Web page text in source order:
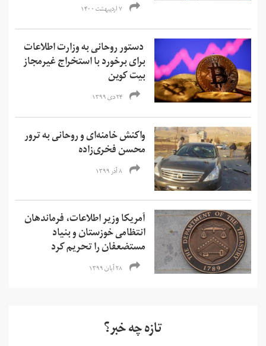
۷ اردیبهشت ۱۴۰۰
دستور روحانی به وزارت اطلاعات
برای برخورد با استخراج غیرمجاز
بیت کوین
۲۴ دی ۱۳۹۹
واکنش خامنه‌ای و روحانی به ترور
محسن فخری‌زاده
۸ آذر ۱۳۹۹
آمریکا وزیر اطلاعات، فرماندهان
انتظامی خوزستان و بنیاد
مستضعفان را تحریم کرد
۲۸ آبان ۱۳۹۹
تازه چه خبر؟